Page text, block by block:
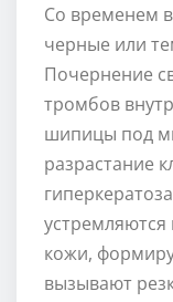
Со временем
черные или
Почернение
тромбов
шипицы под
разрастание
кожи,
вызывают